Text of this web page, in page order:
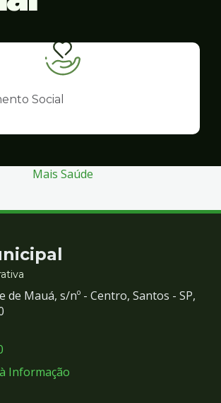
Ilustração
da
pagina
Social
Mais Saúde
de Mauá, s/nº - Centro, Santos - SP,
Informação